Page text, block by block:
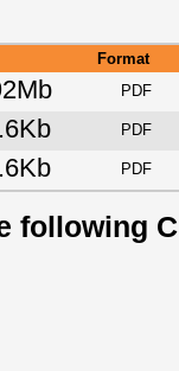
Format
PDF
PDF
PDF
following